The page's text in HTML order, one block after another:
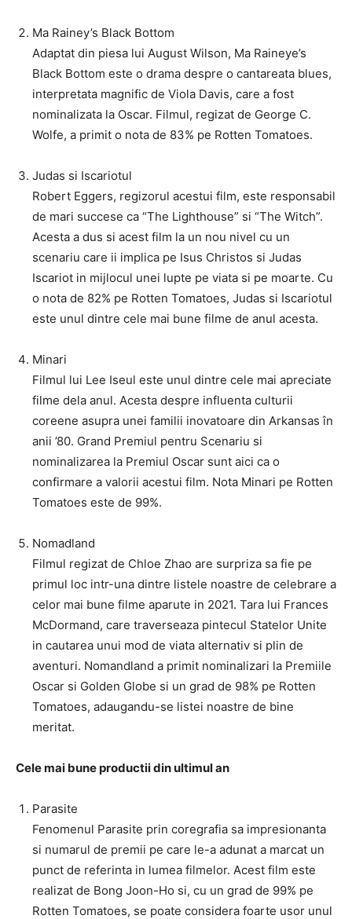
Ma Rainey’s Black Bottom
Adaptat din piesa lui August Wilson, Ma Raineye’s
Black Bottom este o drama despre o cantareata blues,
interpretata magnific de Viola Davis, care a fost
nominalizata la Oscar. Filmul, regizat de George C.
Wolfe, a primit o nota de 83% pe Rotten Tomatoes.
Judas si Iscariotul
Robert Eggers, regizorul acestui film, este responsabil
de mari succese ca “The Lighthouse” si “The Witch”.
Acesta a dus si acest film la un nou nivel cu un
scenariu care ii implica pe Isus Christos si Judas
Iscariot in mijlocul unei lupte pe viata si pe moarte. Cu
o nota de 82% pe Rotten Tomatoes, Judas si Iscariotul
este unul dintre cele mai bune filme de anul acesta.
Minari
Filmul lui Lee Iseul este unul dintre cele mai apreciate
filme dela anul. Acesta despre influenta culturii
coreene asupra unei familii inovatoare din Arkansas în
anii ’80. Grand Premiul pentru Scenariu si
nominalizarea la Premiul Oscar sunt aici ca o
confirmare a valorii acestui film. Nota Minari pe Rotten
Tomatoes este de 99%.
Nomadland
Filmul regizat de Chloe Zhao are surpriza sa fie pe
primul loc intr-una dintre listele noastre de celebrare a
celor mai bune filme aparute in 2021. Tara lui Frances
McDormand, care traverseaza pintecul Statelor Unite
in cautarea unui mod de viata alternativ si plin de
aventuri. Nomandland a primit nominalizari la Premiile
Oscar si Golden Globe si un grad de 98% pe Rotten
Tomatoes, adaugandu-se listei noastre de bine
meritat.
Cele mai bune productii din ultimul an
Parasite
Fenomenul Parasite prin coregrafia sa impresionanta
si numarul de premii pe care le-a adunat a marcat un
punct de referinta in lumea filmelor. Acest film este
realizat de Bong Joon-Ho si, cu un grad de 99% pe
Rotten Tomatoes, se poate considera foarte usor unul